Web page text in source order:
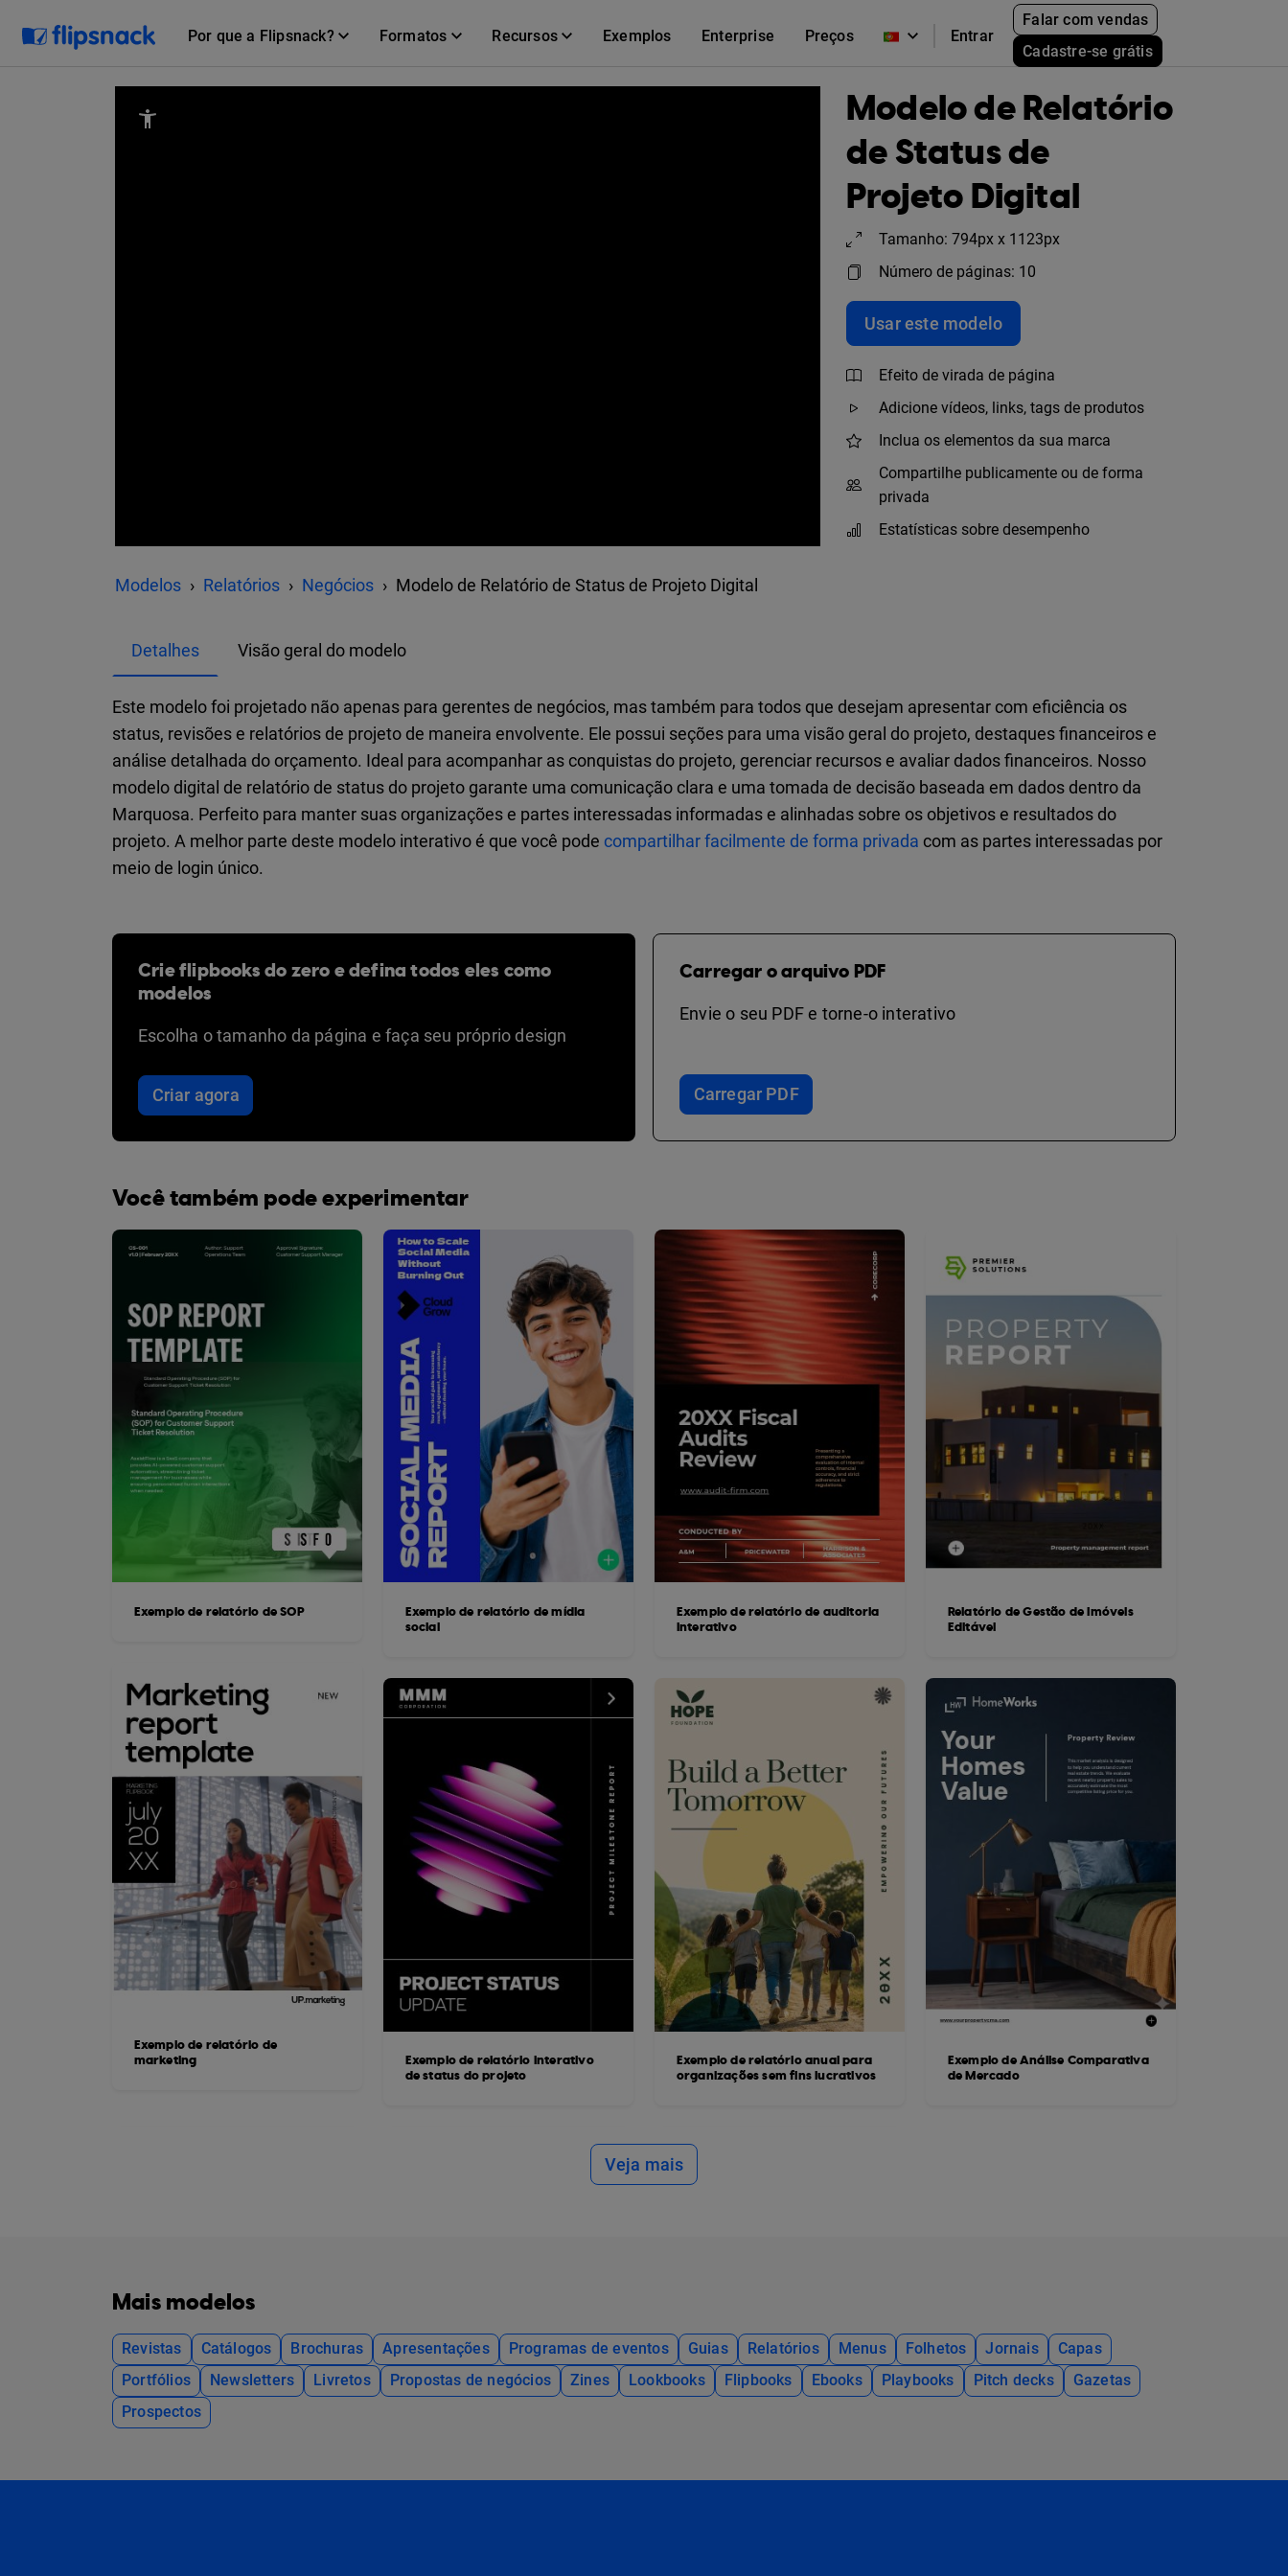
Por que a Flipsnack? Formatos Recursos Exemplos Enterprise Preços Entrar
Falar com vendas
Cadastre-se grátis
Modelo de Relatório
de Status de
Projeto Digital
Tamanho: 794px x 1123px
Número de páginas: 10
Usar este modelo
Efeito de virada de página
Adicione vídeos, links, tags de produtos
Inclua os elementos da sua marca
Compartilhe publicamente ou de forma
privada
Estatísticas sobre desempenho
Modelos Relatórios Negócios Modelo de Relatório de Status de Projeto Digital
Detalhes Visão geral do modelo
Este modelo foi projetado não apenas para gerentes de negócios, mas também para todos que desejam apresentar com eficiência os
status, revisões e relatórios de projeto de maneira envolvente. Ele possui seções para uma visão geral do projeto, destaques financeiros e
análise detalhada do orçamento. Ideal para acompanhar as conquistas do projeto, gerenciar recursos e avaliar dados financeiros. Nosso
modelo digital de relatório de status do projeto garante uma comunicação clara e uma tomada de decisão baseada em dados dentro da
Marquosa. Perfeito para manter suas organizações e partes interessadas informadas e alinhadas sobre os objetivos e resultados do
projeto. A melhor parte deste modelo interativo é que você pode compartilhar facilmente de forma privada com as partes interessadas por
meio de login único.
Crie flipbooks do zero e defina todos eles como
modelos
Escolha o tamanho da página e faça seu próprio design
Criar agora
Carregar o arquivo PDF
Envie o seu PDF e torne-o interativo
Carregar PDF
Você também pode experimentar
Exemplo de relatório de SOP
Exemplo de relatório de
marketing
Exemplo de relatório de mídia
social
Exemplo de relatório interativo
de status do projeto
Exemplo de relatório de auditoria
interativo
Exemplo de relatório anual para
organizações sem fins lucrativos
Relatório de Gestão de Imóveis
Editável
Exemplo de Análise Comparativa
de Mercado
Veja mais
Mais modelos
Revistas Catálogos Brochuras Apresentações Programas de eventos Guias Relatórios Menus Folhetos Jornais
Capas
Portfólios
Newsletters Livretos Propostas de negócios Zines Lookbooks Flipbooks Ebooks Playbooks Pitch decks
Gazetas
Prospectos